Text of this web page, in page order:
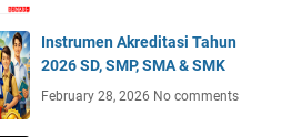
Instrumen Akreditasi Tahun
2026 SD, SMP, SMA & SMK
February 28, 2026 No comments